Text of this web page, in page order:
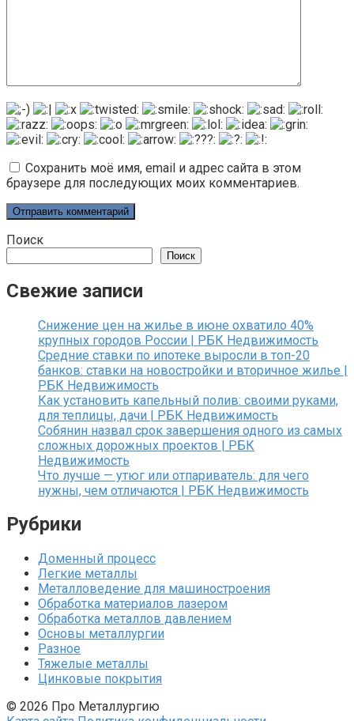
Сохранить моё имя, email и адрес сайта в этом
браузере для последующих моих комментариев.
Поиск
Поиск
Свежие записи
Снижение цен на жилье в июне охватило 40%
крупных городов России | РБК Недвижимость
Средние ставки по ипотеке выросли в топ-20
банков: ставки на новостройки и вторичное жилье |
РБК Недвижимость
Как установить капельный полив: своими руками,
для теплицы, дачи | РБК Недвижимость
Собянин назвал срок завершения одного из самых
сложных дорожных проектов | РБК
Недвижимость
Что лучше — утюг или отпариватель: для чего
нужны, чем отличаются | РБК Недвижимость
Рубрики
Доменный процесс
Легкие металлы
Металловедение для машиностроения
Обработка материалов лазером
Обработка металлов давлением
Основы металлургии
Разное
Тяжелые металлы
Цинковые покрытия
© 2026 Про Металлургию